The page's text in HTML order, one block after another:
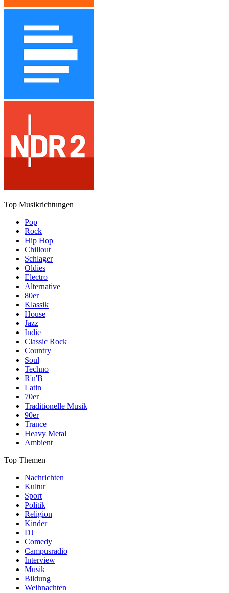
Top Musikrichtungen
Pop
Rock
Hip Hop
Chillout
Schlager
Oldies
Electro
Alternative
80er
Klassik
House
Jazz
Indie
Classic Rock
Country
Soul
Techno
R'n'B
Latin
70er
Traditionelle Musik
90er
Trance
Heavy Metal
Ambient
Top Themen
Nachrichten
Kultur
Sport
Politik
Religion
Kinder
DJ
Comedy
Campusradio
Interview
Musik
Bildung
Weihnachten